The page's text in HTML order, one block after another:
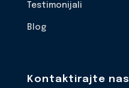
Testimonijali
Blog
Kontaktirajte nas